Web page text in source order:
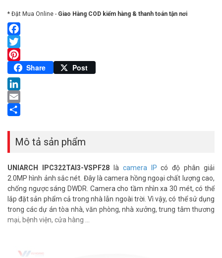
* Đặt Mua Online - Giao Hàng COD kiểm hàng & thanh toán tận nơi
Facebook
Twitter
Pinterest
Share Post
LinkedIn
Email
Mô tả sản phẩm
UNIARCH IPC322TAI3-VSPF28là camera IP có độ phân giải
2.0MP hình ảnh sắc nét. Đây là camera hồng ngoại chất lượng cao,
chống ngược sáng DWDR. Camera cho tầm nhìn xa 30 mét, có thể
lắp đặt sản phẩm cả trong nhà lẫn ngoài trời. Vì vậy, có thể sử dụng
trong các dự án tòa nhà, văn phòng, nhà xưởng, trung tâm thương
mại, bệnh viện, cửa hàng …